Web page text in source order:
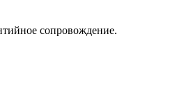
сопровождение.